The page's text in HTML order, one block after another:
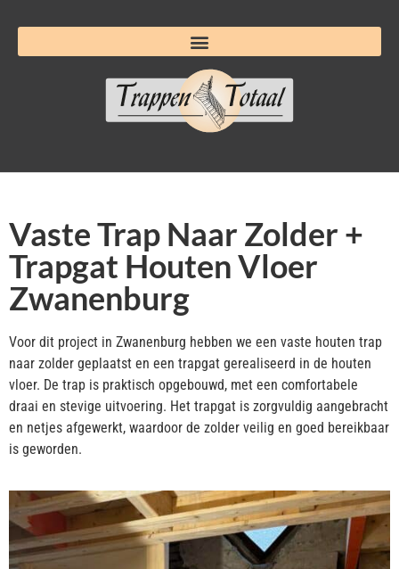
Vaste Trap Naar Zolder +
Trapgat Houten Vloer
Zwanenburg
Voor dit project in Zwanenburg hebben we een vaste houten trap
naar zolder geplaatst en een trapgat gerealiseerd in de houten
vloer. De trap is praktisch opgebouwd, met een comfortabele
draai en stevige uitvoering. Het trapgat is zorgvuldig aangebracht
en netjes afgewerkt, waardoor de zolder veilig en goed bereikbaar
is geworden.